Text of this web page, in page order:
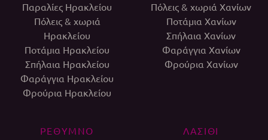
Παραλίες Ηρακλείου
Πόλεις & χωριά
Ηρακλείου
Ποτάμια Ηρακλείου
Σπήλαια Ηρακλείου
Φαράγγια Ηρακλείου
Φρούρια Ηρακλείου
Πόλεις & χωριά Χανίων
Ποτάμια Χανίων
Σπήλαια Χανίων
Φαράγγια Χανίων
Φρούρια Χανίων
ΡΕΘΥΜΝΟ
ΛΑΣΙΘΙ